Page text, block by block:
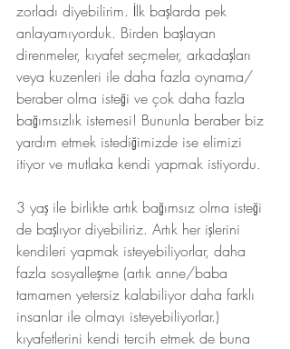
zorladı diyebilirim. İlk başlarda pek
anlayamıyorduk. Birden başlayan
direnmeler, kıyafet seçmeler, arkadaşları
veya kuzenleri ile daha fazla oynama/
beraber olma isteği ve çok daha fazla
bağımsızlık istemesi! Bununla beraber biz
yardım etmek istediğimizde ise elimizi
itiyor ve mutlaka kendi yapmak istiyordu.
3 yaş ile birlikte artık bağımsız olma isteği
de başlıyor diyebiliriz. Artık her işlerini
kendileri yapmak isteyebiliyorlar, daha
fazla sosyalleşme (artık anne/baba
tamamen yetersiz kalabiliyor daha farklı
insanlar ile olmayı isteyebiliyorlar.)
kıyafetlerini kendi tercih etmek de buna